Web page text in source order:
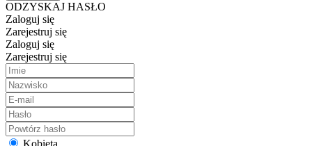
ODZYSKAJ HASŁO
Zaloguj się
Zarejestruj się
Zaloguj się
Zarejestruj się
Kobieta